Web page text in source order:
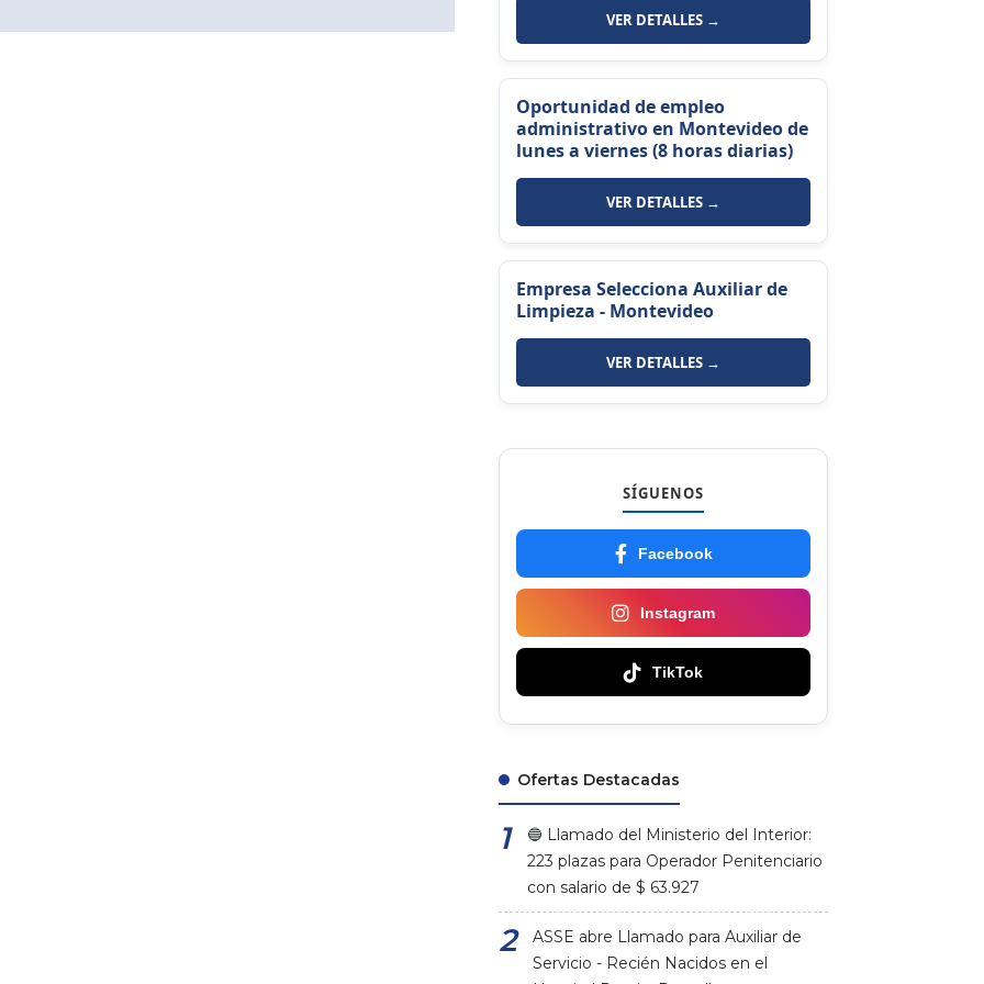
VER DETALLES →
Oportunidad de empleo
administrativo en Montevideo de
lunes a viernes (8 horas diarias)
VER DETALLES →
Empresa Selecciona Auxiliar de
Limpieza - Montevideo
VER DETALLES →
SÍGUENOS
Facebook
Instagram
TikTok
Ofertas Destacadas
🔵 Llamado del Ministerio del Interior:
223 plazas para Operador Penitenciario
con salario de $ 63.927
ASSE abre Llamado para Auxiliar de
Servicio - Recién Nacidos en el